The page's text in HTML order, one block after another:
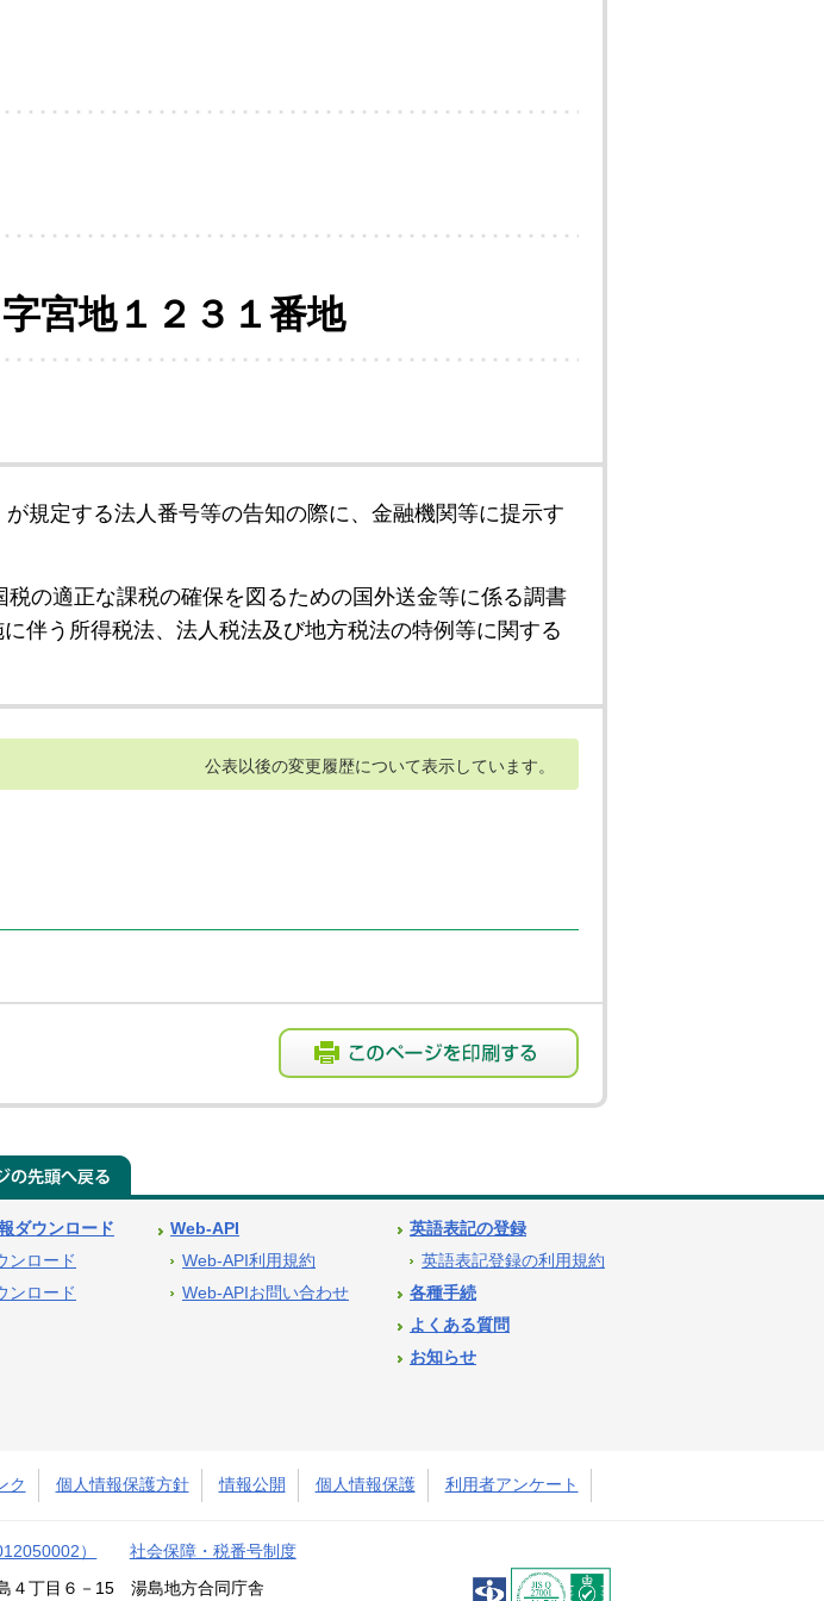
宮地１２３１番地
規定する法人番号等の告知の際に、金融機関等に提示す
税の適正な課税の確保を図るための国外送金等に係る調書
伴う所得税法、法人税法及び地方税法の特例等に関する
公表以後の変更履歴について表示しています。
ダウンロード
ンロード
ンロード
Web-API
Web-API利用規約
Web-APIお問い合わせ
英語表記の登録
英語表記登録の利用規約
各種手続
よくある質問
お知らせ
ク 個人情報保護方針 情報公開 個人情報保護 利用者アンケート
） 社会保障・税番号制度
４丁目６－15 湯島地方合同庁舎